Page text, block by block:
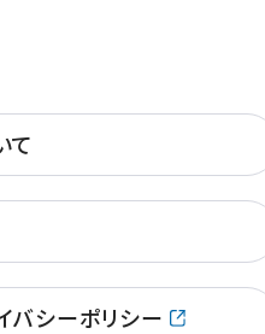
て
バシーポリシー